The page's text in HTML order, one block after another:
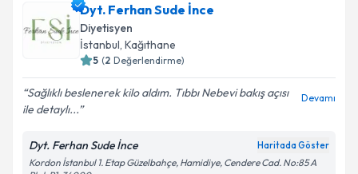
Takvim Talebini Gönder
Dyt. Gülnur Kuran için randevu takvimi talebi
oluşturun. Size bu uzmandan randevu almanız için bir
takvim hazırlandığında e-posta ile bilgilendireceğiz.
Kişisel verilerimin işlenmesine ilişkin
Aydınlatma
Metni'ni okudum ve kişisel verilerimin belirtilen
Dyt. Ferhan Sude İnce
Diyetisyen
İstanbul, Kağıthane
5 (2 Değerlendirme)
Sağlıklı beslenerek kilo aldım. Tıbbı Nebevi bakış açısı
ile detaylı...
Devamı
Dyt. Ferhan Sude İnce Haritada Göster
Kordon İstanbul 1. Etap Güzelbahçe, Hamidiye, Cendere Cad. No:85 A